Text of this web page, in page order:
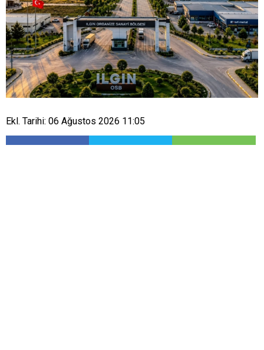
Ekl. Tarihi: 06 Ağustos 2026 11:05